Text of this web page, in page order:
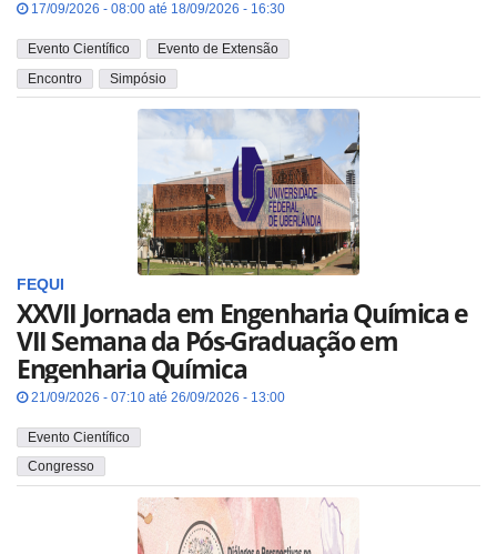
17/09/2026 - 08:00 até 18/09/2026 - 16:30
Evento Científico
Evento de Extensão
Encontro
Simpósio
FEQUI
XXVII Jornada em Engenharia Química e
VII Semana da Pós-Graduação em
Engenharia Química
21/09/2026 - 07:10 até 26/09/2026 - 13:00
Evento Científico
Congresso